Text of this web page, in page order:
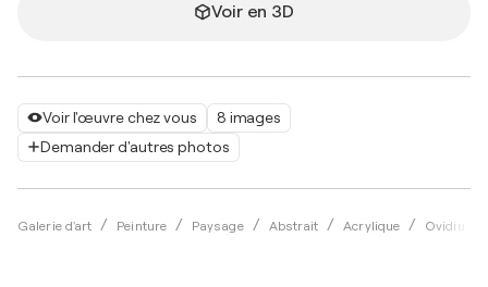
Voir l'œuvre chez vous
8 images
Demander d'autres photos
Galerie d'art Peinture Paysage Abstrait Acrylique Ovidiu
Voir en 3D